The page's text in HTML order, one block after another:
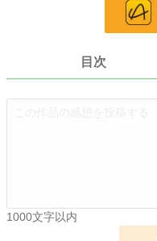
※別名義にて掲載していたものを
までもフィクションです。実在の
37,822 位 / 229,046
初回公開日時 2023.09.06 10:21
目次
1000文字以内